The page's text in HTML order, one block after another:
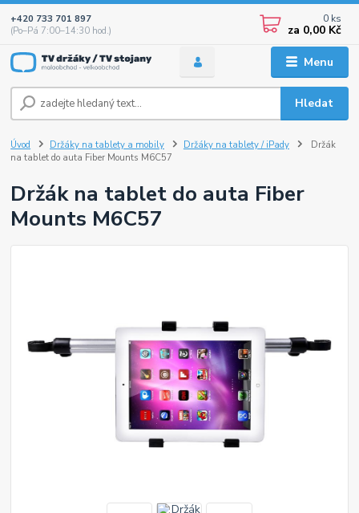
Menu
Hledat
+420 733 701 897
(Po–Pá 7:00–14:30 hod.)
0 ks
za 0,00 Kč
Úvod Držáky na tablety a mobily Držáky na tablety / iPady
Držák
na tablet do auta Fiber Mounts M6C57
Držák na tablet do auta Fiber
Mounts M6C57